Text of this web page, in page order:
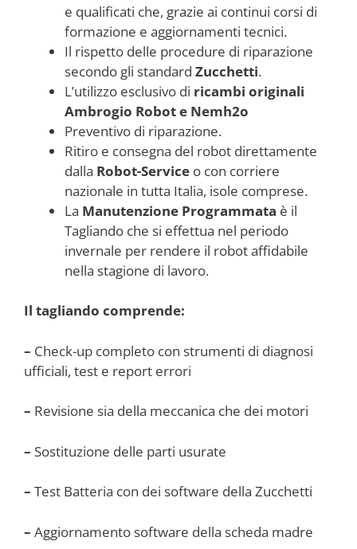
e qualificati che, grazie ai continui corsi di
formazione e aggiornamenti tecnici.
Il rispetto delle procedure di riparazione
secondo gli standard Zucchetti.
L’utilizzo esclusivo di ricambi originali
Ambrogio Robot e Nemh2o
Preventivo di riparazione.
Ritiro e consegna del robot direttamente
dalla Robot-Service o con corriere
nazionale in tutta Italia, isole comprese.
La Manutenzione Programmata è il
Tagliando che si effettua nel periodo
invernale per rendere il robot affidabile
nella stagione di lavoro.
Il tagliando comprende:
– Check-up completo con strumenti di diagnosi
ufficiali, test e report errori
– Revisione sia della meccanica che dei motori
– Sostituzione delle parti usurate
– Test Batteria con dei software della Zucchetti
– Aggiornamento software della scheda madre